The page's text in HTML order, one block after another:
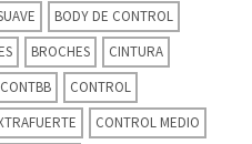
BODY DE CONTROL
BROCHES
CINTURA
CONTBB
CONTROL
CONTROL MEDIO